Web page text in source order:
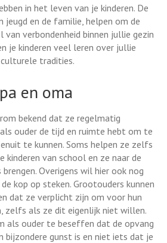
in het leven van je kinderen. De
jeugd en de familie, helpen om de
verbondenheid binnen jullie gezin
je kinderen veel leren over jullie
tradities.
en oma
bekend dat ze regelmatig
ouder de tijd en ruimte hebt om te
te kunnen. Soms helpen ze zelfs
kinderen van school en ze naar de
Overigens wil hier ook nog
kop op steken. Grootouders kunnen
dat ze verplicht zijn om voor hun
zelfs als ze dit eigenlijk niet willen.
als ouder te beseffen dat de opvang
bijzondere gunst is en niet iets dat je